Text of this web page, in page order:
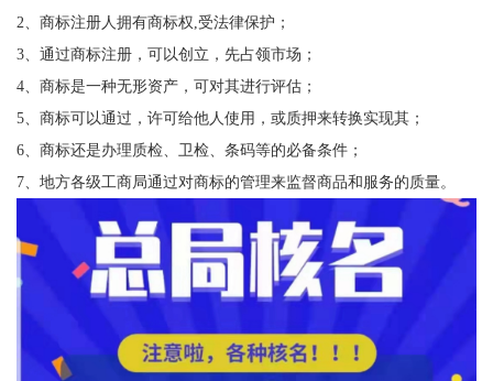
2、商标注册人拥有商标权,受法律保护；
3、通过商标注册，可以创立，先占领市场；
4、商标是一种无形资产，可对其进行评估；
5、商标可以通过，许可给他人使用，或质押来转换实现其；
6、商标还是办理质检、卫检、条码等的必备条件；
7、地方各级工商局通过对商标的管理来监督商品和服务的质量。